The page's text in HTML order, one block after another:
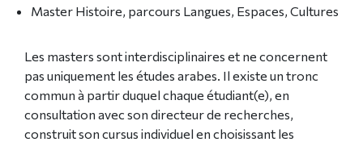
Master Histoire, parcours Langues, Espaces, Cultures
Les masters sont interdisciplinaires et ne concernent
pas uniquement les études arabes. Il existe un tronc
commun à partir duquel chaque étudiant(e), en
consultation avec son directeur de recherches,
construit son cursus individuel en choisissant les